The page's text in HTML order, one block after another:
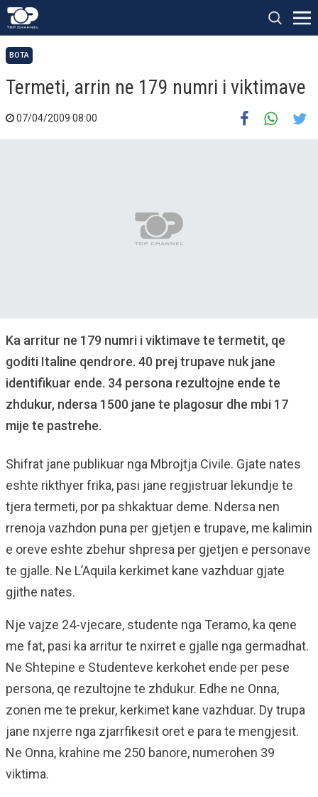
BOTA
Termeti, arrin ne 179 numri i viktimave
07/04/2009 08:00
Ka arritur ne 179 numri i viktimave te termetit, qe
goditi Italine qendrore. 40 prej trupave nuk jane
identifikuar ende. 34 persona rezultojne ende te
zhdukur, ndersa 1500 jane te plagosur dhe mbi 17
mije te pastrehe.
Shifrat jane publikuar nga Mbrojtja Civile. Gjate nates
eshte rikthyer frika, pasi jane regjistruar lekundje te
tjera termeti, por pa shkaktuar deme. Ndersa nen
rrenoja vazhdon puna per gjetjen e trupave, me kalimin
e oreve eshte zbehur shpresa per gjetjen e personave
te gjalle. Ne L’Aquila kerkimet kane vazhduar gjate
gjithe nates.
Nje vajze 24-vjecare, studente nga Teramo, ka qene
me fat, pasi ka arritur te nxirret e gjalle nga germadhat.
Ne Shtepine e Studenteve kerkohet ende per pese
persona, qe rezultojne te zhdukur. Edhe ne Onna,
zonen me te prekur, kerkimet kane vazhduar. Dy trupa
jane nxjerre nga zjarrfikesit oret e para te mengjesit.
Ne Onna, krahine me 250 banore, numerohen 39
viktima.